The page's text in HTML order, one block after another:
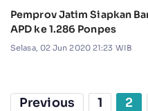
Pemprov Jatim Siapkan
APD ke 1.286 Ponpes
Selasa, 02 Jun 2020 21:23 WIB
Previous 1 2